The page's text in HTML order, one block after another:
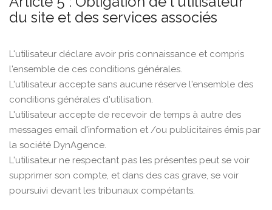
du site et des services associés
L'utilisateur déclare avoir pris connaissance et compris
l'ensemble de ces conditions générales.
L'utilisateur accepte sans aucune réserve l'ensemble des
conditions générales d'utilisation.
L'utilisateur accepte de recevoir de temps à autre des
messages email d'information et /ou publicitaires émis par
la société DynAgence.
L'utilisateur ne respectant pas les présentes peut se voir
supprimer son compte, et dans des cas grave, se voir
poursuivi devant les tribunaux compétants.